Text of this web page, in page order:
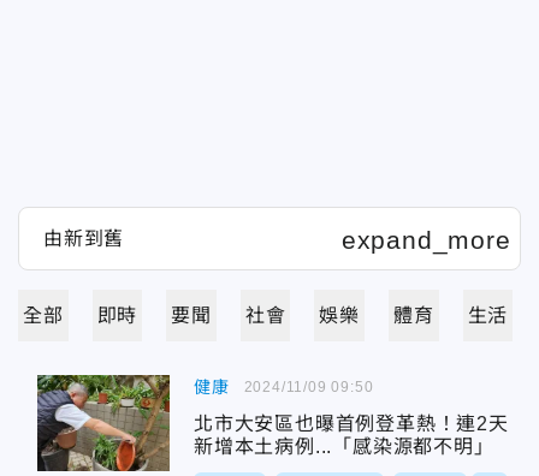
全部 即時 要聞 社會 娛樂 體育 生活
健康
北市大安區也曝首例登革熱！連2天
新增本土病例...「感染源都不明」
2024/11/09 09:50